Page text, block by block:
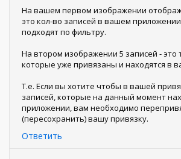
На вашем первом изображении
это кол-во записей в вашем
подходят по фильтру.
На втором изображении 5 записей - это
которые уже привязаны и находятся в
Т.е. Если вы хотите чтобы в вашей
записей, которые на данный момент
приложении, вам необходимо
(пересохранить) вашу привязку.
Ответить